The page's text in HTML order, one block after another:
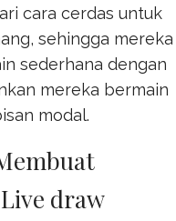
cara cerdas untuk
sehingga mereka
sederhana dengan
mereka bermain
modal.
draw